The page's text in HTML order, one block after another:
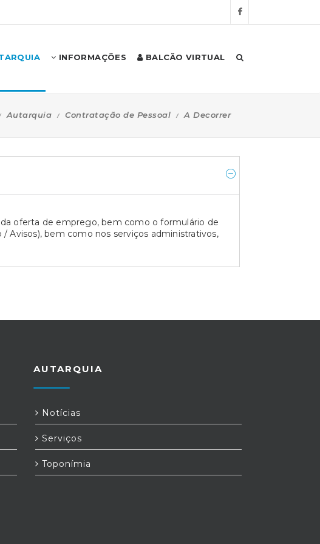
INFORMAÇÕES BALCÃO VIRTUAL
Autarquia Contratação de Pessoal A Decorrer
oferta de emprego, bem como o formulário de
Avisos), bem como nos serviços administrativos,
AUTARQUIA
Notícias
Serviços
Toponímia